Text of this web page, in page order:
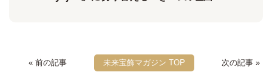
« 前の記事 未来宝飾マガジン TOP 次の記事 »